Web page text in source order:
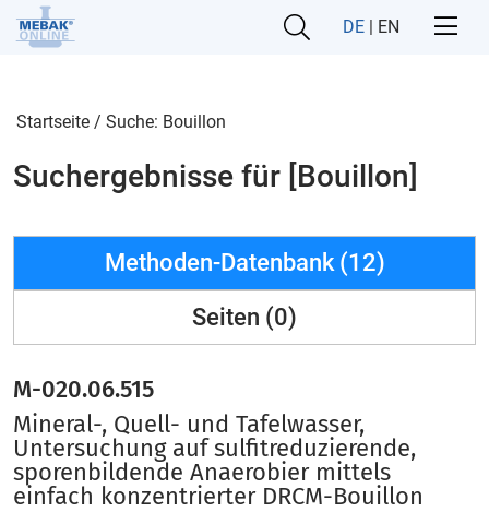
DE | EN
Startseite / Suche: Bouillon
Suchergebnisse für [Bouillon]
Methoden-Datenbank (12)
Seiten (0)
M-020.06.515
Mineral-, Quell- und Tafelwasser,
Untersuchung auf sulfitreduzierende,
sporenbildende Anaerobier mittels
einfach konzentrierter DRCM-Bouillon